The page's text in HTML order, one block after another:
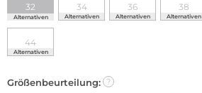
32
Alternativen
34
Alternativen
36
Alternativen
38
Alternativen
44
Alternativen
Größenbeurteilung: ?